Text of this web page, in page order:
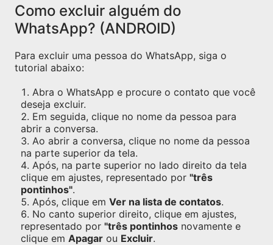
Como excluir alguém do
WhatsApp? (ANDROID)
Para excluir uma pessoa do WhatsApp, siga o
tutorial abaixo:
Abra o WhatsApp e procure o contato que você
deseja excluir.
Em seguida, clique no nome da pessoa para
abrir a conversa.
Ao abrir a conversa, clique no nome da pessoa
na parte superior da tela.
Após, na parte superior no lado direito da tela
clique em ajustes, representado por "três
pontinhos".
Após, clique em Ver na lista de contatos.
No canto superior direito, clique em ajustes,
representado por "três pontinhos novamente e
clique em Apagar ou Excluir.